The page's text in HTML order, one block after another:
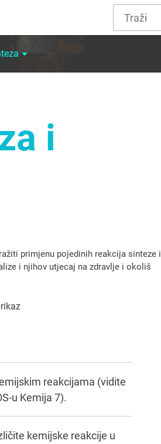
i
primjenu pojedinih reakcija sinteze i
i njihov utjecaj na zdravlje i okoliš
reakcijama (vidite
u Kemija 7).
kemijske reakcije u